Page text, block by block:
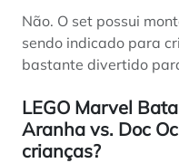
Não. O set possui
sendo indicado para
bastante divertido
LEGO Marvel
Aranha vs. Doc
crianças?